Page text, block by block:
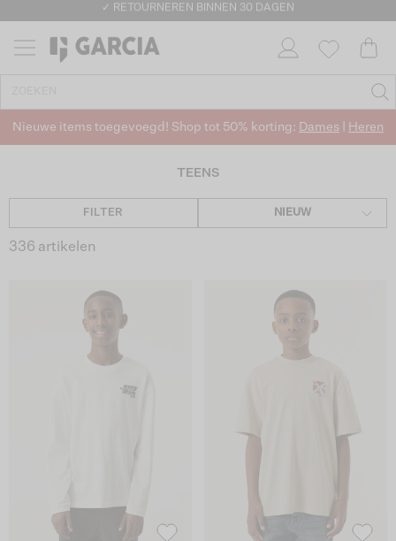
✓ GRATIS VERZENDING VANAF €50
Nieuwe items toegevoegd! Shop tot 50% korting: Dames Heren
TEENS
FILTER NIEUW
336 artikelen